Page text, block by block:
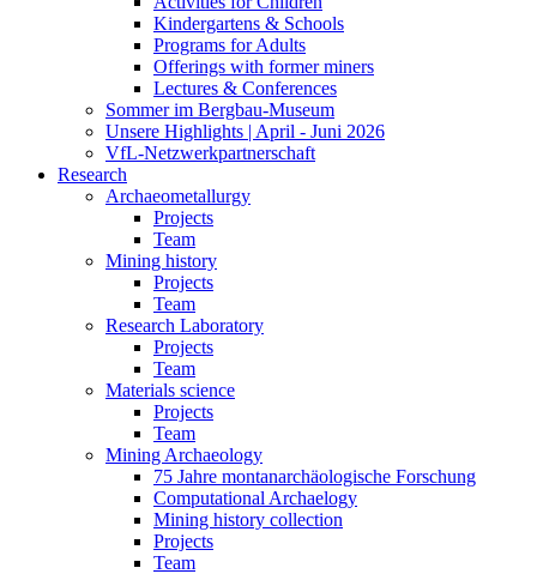
Kindergartens & Schools
Programs for Adults
Offerings with former miners
Lectures & Conferences
Sommer im Bergbau-Museum
Unsere Highlights | April - Juni 2026
VfL-Netzwerkpartnerschaft
Research
Archaeometallurgy
Projects
Team
Mining history
Projects
Team
Research Laboratory
Projects
Team
Materials science
Projects
Team
Mining Archaeology
75 Jahre montanarchäologische Forschung
Computational Archaelogy
Mining history collection
Projects
Team